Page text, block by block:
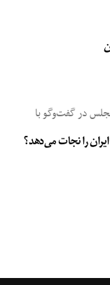
در گفت‌وگو با
ایران را نجات می‌دهد؟